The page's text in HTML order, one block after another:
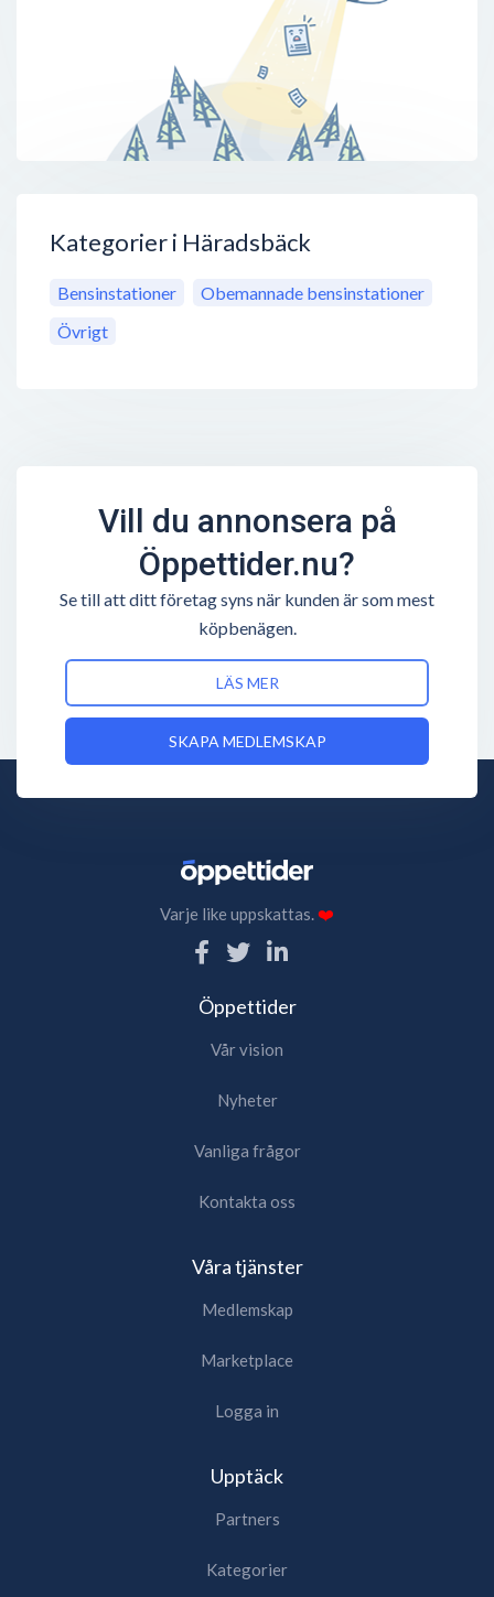
Kategorier i Häradsbäck
Bensinstationer
Obemannade bensinstationer
Övrigt
Vill du annonsera på
Öppettider.nu?
Se till att ditt företag syns när kunden är som mest
köpbenägen.
LÄS MER
SKAPA MEDLEMSKAP
Varje like uppskattas.❤️
Öppettider
Vår vision
Nyheter
Vanliga frågor
Kontakta oss
Våra tjänster
Medlemskap
Marketplace
Logga in
Upptäck
Partners
Kategorier